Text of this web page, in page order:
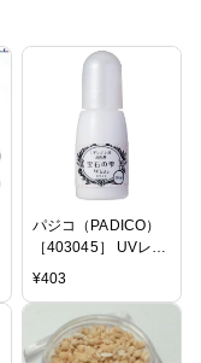
パジコ（PADICO）
［403045］ UVレジ
ン専用着色剤 宝石
¥403